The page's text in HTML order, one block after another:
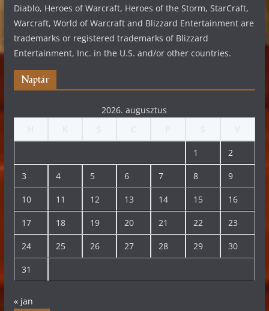
Diablo, Heroes of Warcraft, Heroes of the Storm, StarCraft,
Warcraft, World of Warcraft and Blizzard Entertainment are
trademarks or registered trademarks of Blizzard
Entertainment, Inc. in the U.S. and/or other countries.
Naptár
2026. augusztus
1 2
3 4 5 6 7 8 9
10 11 12 13 14 15 16
17 18 19 20 21 22 23
24 25 26 27 28 29 30
31
« jan